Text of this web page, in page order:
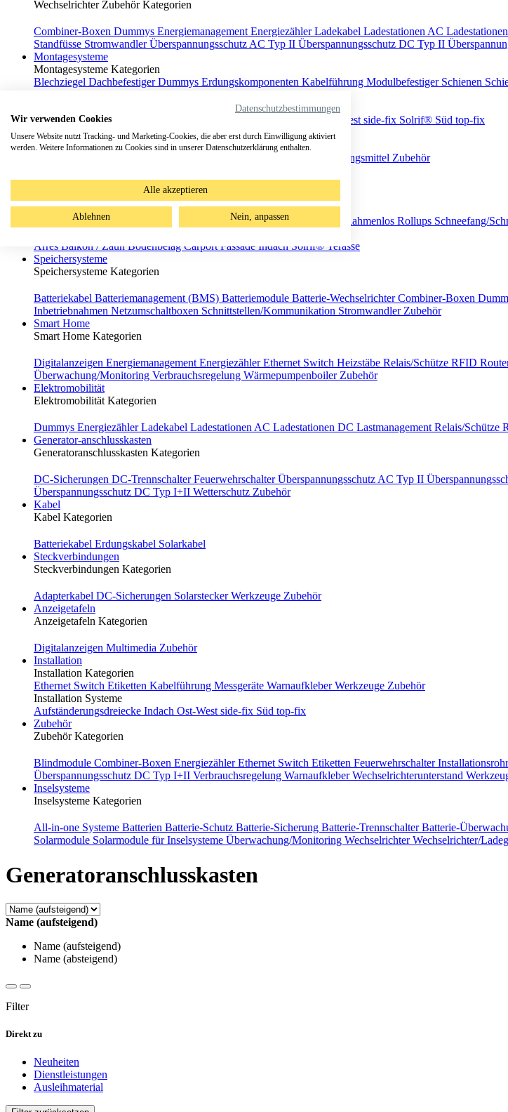
Wechselrichter Zubehör Kategorien
Combiner-Boxen Dummys EnergiemanagementEnergiezählerLadekabel Ladestationen AC
Standfüsse StromwandlerÜberspannungsschutz AC Typ II Überspannungsschutz DC Typ II
Montagesysteme
Montagesysteme Kategorien
Blechziegel DachbefestigerDummys Erdungskomponenten Kabelführung Modulbefestiger Schienen
Agri-PVArresAufständerungsdreiecke Ost-Westside-fix Solrif® Süd top-fix
Absturzsicherung
Absturzsicherung Kategorien
Verbindungsmittel Zubehör
EcolinePrimelineSunlineSX-Green
BIPV Kategorien
Balkonkraftwerk BodenbelagFull Black Laminat/Rahmenlos Rollups Schneefang/
Arres Balkon / Zaun Bodenbelag CarportFassade Indach Solrif® Terasse
Speichersysteme
Speichersysteme Kategorien
Batteriekabel Batteriemanagement (BMS) Batteriemodule Batterie-WechselrichterCombiner-Boxen
Inbetriebnahmen Netzumschaltboxen Schnittstellen/­Kommunikation StromwandlerZubehör
Smart Home
Smart Home Kategorien
Digitalanzeigen EnergiemanagementEnergiezählerEthernet Switch Heizstäbe Relais/Schütze RFID
Überwachung/Monitoring Verbrauchsregelung WärmepumpenboilerZubehör
Elektromobilität
Elektromobilität Kategorien
Dummys EnergiezählerLadekabel Ladestationen AC Ladestationen DC LastmanagementRelais/Schütze
Generator-anschlusskasten
Generatoranschlusskasten Kategorien
DC-Sicherungen DC-TrennschalterFeuerwehrschalterÜberspannungsschutz AC Typ II
Überspannungsschutz DC Typ I+II Wetterschutz Zubehör
Kabel
Kabel Kategorien
Batteriekabel Erdungskabel Solarkabel
Steckverbindungen
Steckverbindungen Kategorien
Adapterkabel DC-Sicherungen SolarsteckerWerkzeuge Zubehör
Anzeigetafeln
Anzeigetafeln Kategorien
Digitalanzeigen Multimedia Zubehör
Installation
Installation Kategorien
Ethernet Switch Etiketten Kabelführung Messgeräte WarnaufkleberWerkzeuge Zubehör
Installation Systeme
Aufständerungsdreiecke Indach Ost-Westside-fix Süd top-fix
Zubehör
Zubehör Kategorien
Blindmodule Combiner-Boxen EnergiezählerEthernet Switch Etiketten Feuerwehrschalter
Überspannungsschutz DC Typ I+II Verbrauchsregelung WarnaufkleberWechselrichterunterstand
Inselsysteme
Inselsysteme Kategorien
All-in-one Systeme Batterien Batterie-Schutz Batterie-Sicherung Batterie-TrennschalterBatterie-
Solarmodule Solarmodule für Inselsysteme Überwachung/Monitoring WechselrichterWechselrichter/
Generatoranschlusskasten
Name (aufsteigend)
Name (aufsteigend)
Name (absteigend)
Filter
Direkt zu
Neuheiten
Dienstleistungen
Ausleihmaterial
Datenschutzbestimmungen
Wir verwenden Cookies
Unsere Website nutzt Tracking- und Marketing-Cookies, die aber erst durch Einwilligung aktiviert
werden. Weitere Informationen zu Cookies sind in unserer Datenschutzerklärung enthalten.
Alle akzeptieren
Ablehnen Nein, anpassen